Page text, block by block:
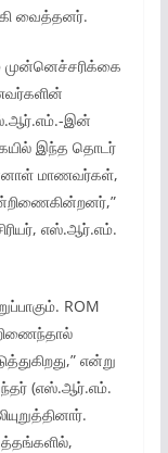
வைத்தனர்.
இன்
இந்த தொடர்
மாணவர்கள்,
எஸ்.ஆர்.எம்.
ROM
என்று
(எஸ்.ஆர்.எம்.